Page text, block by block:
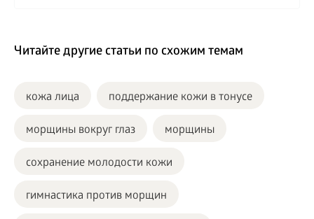
Читайте другие статьи по схожим темам
кожа лица поддержание кожи в тонусе
морщины вокруг глаз морщины
сохранение молодости кожи
гимнастика против морщин